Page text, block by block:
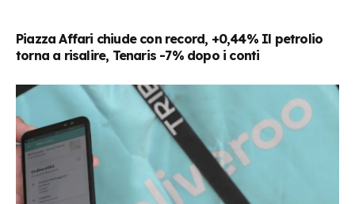
Piazza Affari chiude con record, +0,44% Il petrolio
torna a risalire, Tenaris -7% dopo i conti